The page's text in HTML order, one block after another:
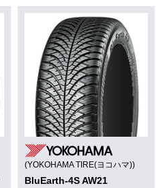
(YOKOHAMA TIRE(ヨコハマ))
BluEarth-4S AW21